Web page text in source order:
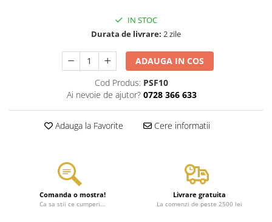
IN STOC
Durata de livrare: 2 zile
ADAUGA IN COS
Cod Produs: PSF10
Ai nevoie de ajutor? 0728 366 633
Adauga la Favorite Cere informatii
Comanda o mostra!
Ca sa stii ce cumperi...
Livrare gratuita
La comenzi de peste 2500 lei